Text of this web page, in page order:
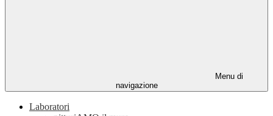
Menu di
navigazione
Laboratori